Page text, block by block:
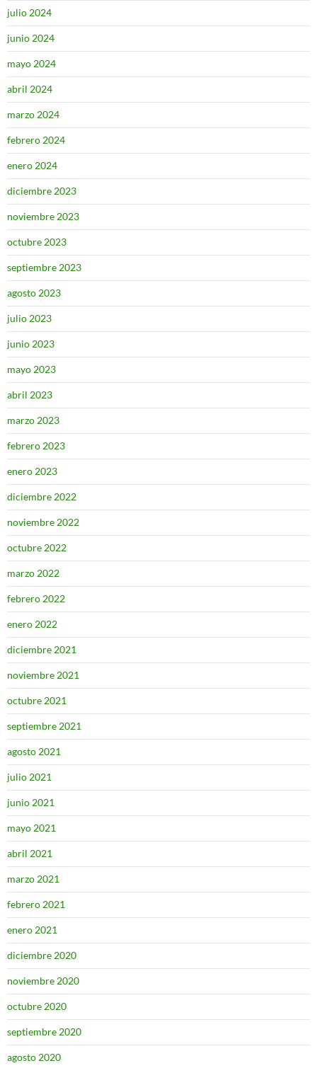
julio 2024
junio 2024
mayo 2024
abril 2024
marzo 2024
febrero 2024
enero 2024
diciembre 2023
noviembre 2023
octubre 2023
septiembre 2023
agosto 2023
julio 2023
junio 2023
mayo 2023
abril 2023
marzo 2023
febrero 2023
enero 2023
diciembre 2022
noviembre 2022
octubre 2022
marzo 2022
febrero 2022
enero 2022
diciembre 2021
noviembre 2021
octubre 2021
septiembre 2021
agosto 2021
julio 2021
junio 2021
mayo 2021
abril 2021
marzo 2021
febrero 2021
enero 2021
diciembre 2020
noviembre 2020
octubre 2020
septiembre 2020
agosto 2020